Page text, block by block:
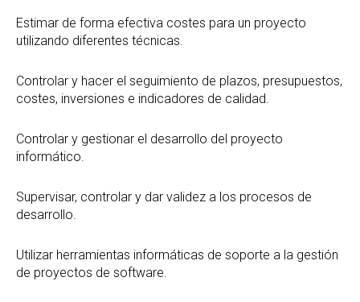
Estimar de forma efectiva costes para un proyecto
utilizando diferentes técnicas.
Controlar y hacer el seguimiento de plazos, presupuestos,
costes, inversiones e indicadores de calidad.
Controlar y gestionar el desarrollo del proyecto
informático.
Supervisar, controlar y dar validez a los procesos de
desarrollo.
Utilizar herramientas informáticas de soporte a la gestión
de proyectos de software.